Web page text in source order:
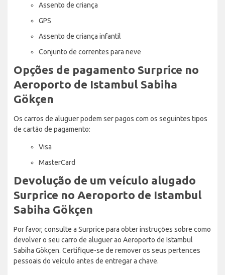
Assento de criança
GPS
Assento de criança infantil
Conjunto de correntes para neve
Opções de pagamento Surprice no
Aeroporto de Istambul Sabiha
Gökçen
Os carros de aluguer podem ser pagos com os seguintes tipos
de cartão de pagamento:
Visa
MasterCard
Devolução de um veículo alugado
Surprice no Aeroporto de Istambul
Sabiha Gökçen
Por favor, consulte a Surprice para obter instruções sobre como
devolver o seu carro de aluguer ao Aeroporto de Istambul
Sabiha Gökçen. Certifique-se de remover os seus pertences
pessoais do veículo antes de entregar a chave.